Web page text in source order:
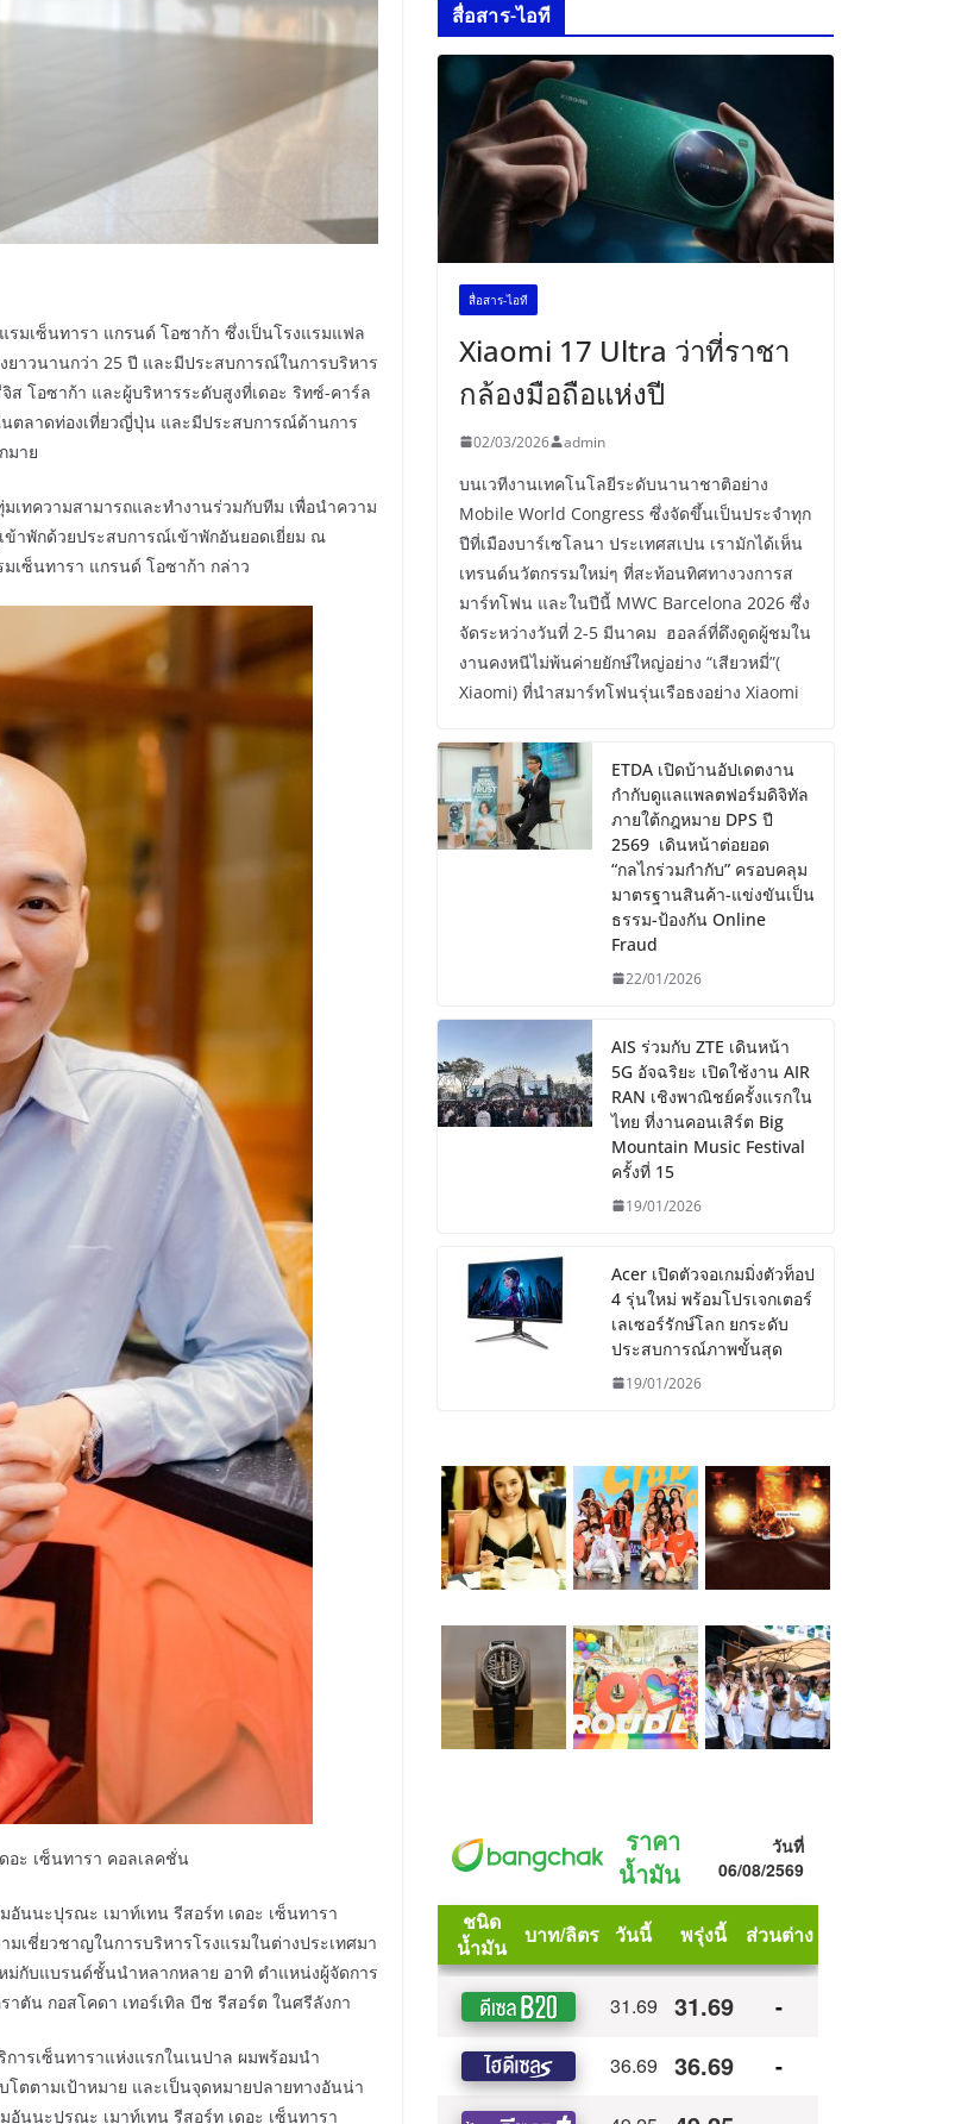
รมเซ็นทารา แกรนด์ โอซาก้า ซึ่งเป็นโรงแรมแฟล
าวนานกว่า 25 ปี และมีประสบการณ์ในการบริหาร
ส โอซาก้า และผู้บริหารระดับสูงที่เดอะ ริทซ์-คาร์ล
ตลาดท่องเที่ยวญี่ปุ่น และมีประสบการณ์ด้านการ
มาย
เทความสามารถและทำงานร่วมกับทีม เพื่อนำความ
าพักด้วยประสบการณ์เข้าพักอันยอดเยี่ยม ณ
มเซ็นทารา แกรนด์ โอซาก้า กล่าว
อะ เซ็นทารา คอลเลคชั่น
นนะปุรณะ เมาท์เทน รีสอร์ท เดอะ เซ็นทารา
เชี่ยวชาญในการบริหารโรงแรมในต่างประเทศมา
ม่กับแบรนด์ชั้นนำหลากหลาย อาทิ ตำแหน่งผู้จัดการ
ตัน กอสโคดา เทอร์เทิล บีช รีสอร์ต ในศรีลังกา
ารเซ็นทาราแห่งแรกในเนปาล ผมพร้อมนำ
ตตามเป้าหมาย และเป็นจุดหมายปลายทางอันน่า
อันนะปุรณะ เมาท์เทน รีสอร์ท เดอะ เซ็นทารา
สื่อสาร-ไอที
สื่อสาร-ไอที
Xiaomi 17 Ultra ว่าที่ราชา
กล้องมือถือแห่งปี
02/03/2026 admin
บนเวทีงานเทคโนโลยีระดับนานาชาติอย่าง
Mobile World Congress ซึ่งจัดขึ้นเป็นประจำทุก
ปีที่เมืองบาร์เซโลนา ประเทศสเปน เรามักได้เห็น
เทรนด์นวัตกรรมใหม่ๆ ที่สะท้อนทิศทางวงการส
มาร์ทโฟน และในปีนี้ MWC Barcelona 2026 ซึ่ง
จัดระหว่างวันที่ 2-5 มีนาคม ฮอลล์ที่ดึงดูดผู้ชมใน
งานคงหนีไม่พ้นค่ายยักษ์ใหญ่อย่าง “เสียวหมี่”(
Xiaomi) ที่นำสมาร์ทโฟนรุ่นเรือธงอย่าง Xiaomi
ETDA เปิดบ้านอัปเดตงาน
กำกับดูแลแพลตฟอร์มดิจิทัล
ภายใต้กฎหมาย DPS ปี
2569 เดินหน้าต่อยอด
“กลไกร่วมกำกับ” ครอบคลุม
มาตรฐานสินค้า-แข่งขันเป็น
ธรรม-ป้องกัน Online
Fraud
22/01/2026
AIS ร่วมกับ ZTE เดินหน้า
5G อัจฉริยะ เปิดใช้งาน AIR
RAN เชิงพาณิชย์ครั้งแรกใน
ไทย ที่งานคอนเสิร์ต Big
Mountain Music Festival
ครั้งที่ 15
19/01/2026
Acer เปิดตัวจอเกมมิ่งตัวท็อป
4 รุ่นใหม่ พร้อมโปรเจกเตอร์
เลเซอร์รักษ์โลก ยกระดับ
ประสบการณ์ภาพขั้นสุด
19/01/2026